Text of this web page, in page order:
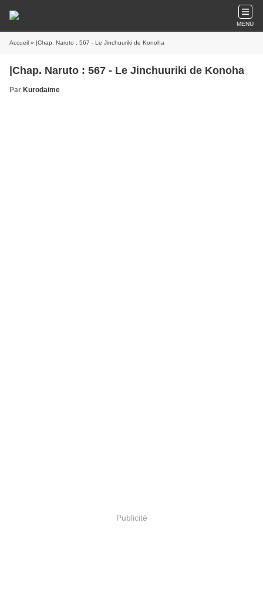
MENU
Accueil » |Chap. Naruto : 567 - Le Jinchuuriki de Konoha
|Chap. Naruto : 567 - Le Jinchuuriki de Konoha
Par Kurodaime
Publicité